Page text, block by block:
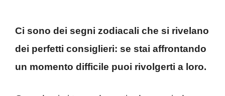
Ci sono dei segni zodiacali che si rivelano
dei perfetti consiglieri: se stai affrontando
un momento difficile puoi rivolgerti a loro.